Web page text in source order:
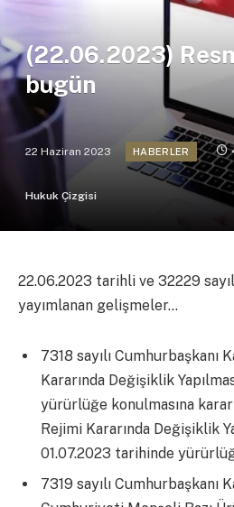
(22.06.2023)
bugün
22 Haziran 2023 HABERLER
Hukuk Çizgisi
22.06.2023 tarihli ve 32229
yayımlanan gelişmeler…
7318 sayılı Cumhurbaşkanı
Kararında Değişiklik
yürürlüğe konulmasına
Rejimi Kararında Değişiklik
01.07.2023 tarihinde
7319 sayılı Cumhurbaşkanı